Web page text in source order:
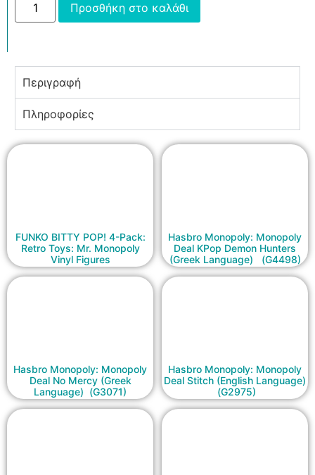
Προσθήκη στο καλάθι
Περιγραφή
Πληροφορίες
FUNKO BITTY POP! 4-Pack:
Retro Toys: Mr. Monopoly
Vinyl Figures
Hasbro Monopoly: Monopoly
Deal KPop Demon Hunters
(Greek Language) (G4498)
Hasbro Monopoly: Monopoly
Deal No Mercy (Greek
Language) (G3071)
Hasbro Monopoly: Monopoly
Deal Stitch (English Language)
(G2975)